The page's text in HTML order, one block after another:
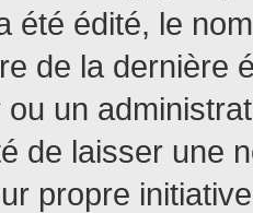
été édité, le
de la dernière
un
de laisser une
propre